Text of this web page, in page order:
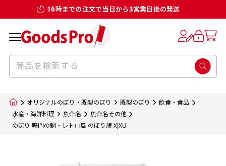
16時までの注文で当日から3営業日後の発送
オリジナルのぼり・既製のぼり 既製のぼり
飲食・食品
水産・海鮮料理
魚介名
魚介名その他
のぼり 鳴門の鯛・レトロ風 のぼり旗 XJXU
お客様からのデータ入稿でのぼり旗を製作
する場合
入稿いただくデータは基本的にイラストレー
のデータとさせていただいております。
jpgデータ等の画像データを貼り付ける際には
で解像度200dp以上必要です）当社の取り扱
デザイン変更なしでのご注文となります。
ルで製品デザインをしたデザインそのものを
指します。当グッズプロで販売として取り扱っ
ているあらゆるのぼり旗のデザインがそれに
分だけののぼり旗をつくりたい！などのデザ
のぼり旗のデザインをする際に、考えると良
のぼり旗のデザインとしては基本的に左側と
上側にポールを通すミミ（業界用語でチチと
呼びます）が縫いつけてあるのが一般的です。
サイズ一覧
既製品のサイズについては以下のサイズ表の通
お客様オリジナルサイズで製作をしたい場合
につきましてはお気軽にご相談ください。
サイズ一覧
既製品のサイズについては以下のサイズ表の通
お客様オリジナルサイズで製作をしたい場合
につきましてはお気軽にご相談ください。
一般的にはチチの位置はのぼり旗に対して上
ポールに通す際には上辺２か所に対してチチ
が左右どちらでものぼり旗自体をポールにく
くりつけることは可能です。
棒袋縫い加工
のぼり旗のチチについて
一般的にはチチの位置はのぼり旗に対して上
ポールに通す際には上辺２か所に対してチチ
が左右どちらでものぼり旗自体をポールにく
くりつけることは可能です。
棒袋縫い加工
補強縫製って何？
補強縫製とはヒートカッター（熱で焼き切る
をあげるために折り返し縫いをすることで風
の影響を受けやすい四辺の強度を増す加工で
す。
い糸を走らせて補強します。加工をすることで
生地の種類
スリット（切り込み）加工とは？
スリット（切り込み）を入れることで横幕が
疑似的にのれんのように見せるための加工手
法です。